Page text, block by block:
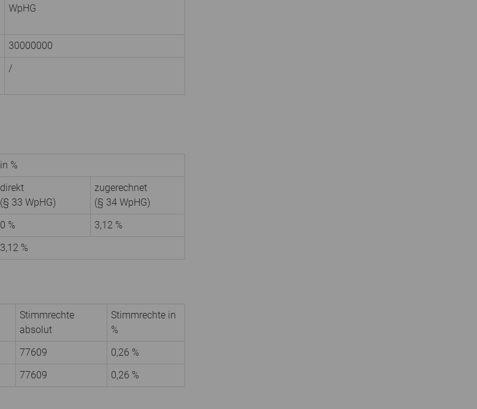
WpHG
30000000
/
in %
direkt
(§ 33 WpHG)
zugerechnet
(§ 34 WpHG)
0 %
3,12 %
3,12 %
Stimmrechte
absolut
Stimmrechte in
%
77609
0,26 %
77609 0,26 %